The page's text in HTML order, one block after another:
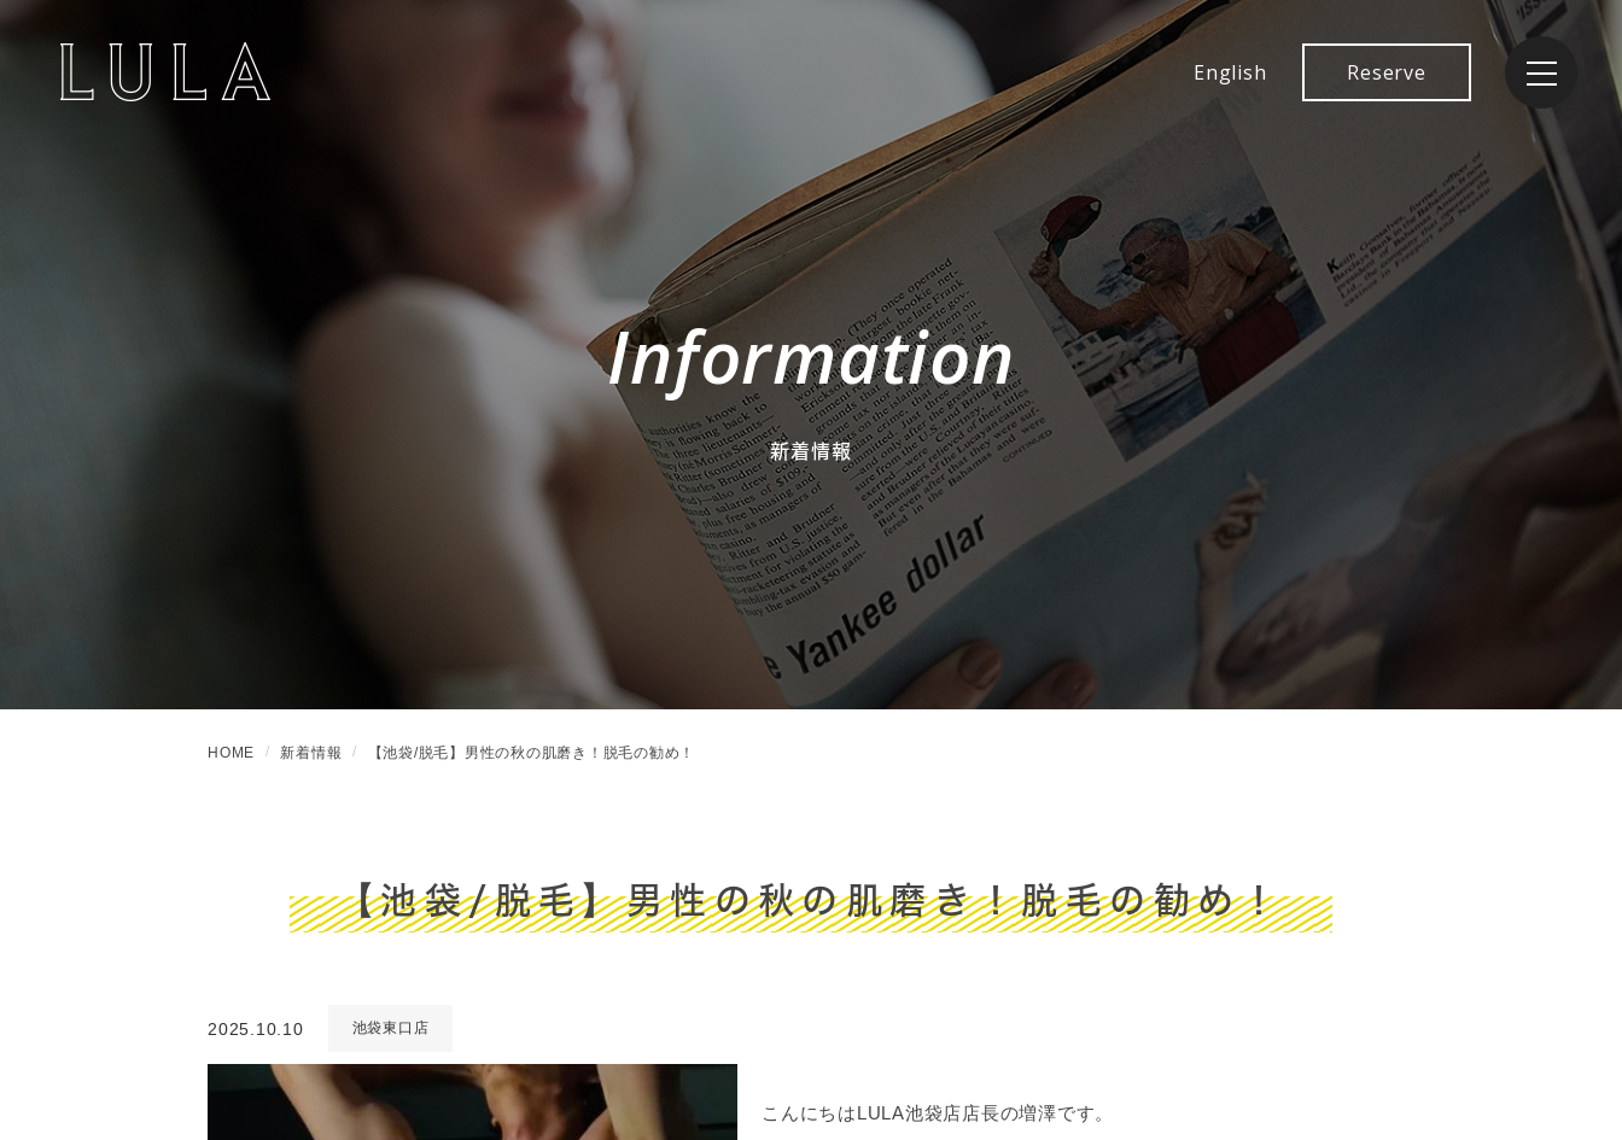
English Reserve
Information
新着情報
HOME 新着情報 【池袋/脱毛】男性の秋の肌磨き！脱毛の勧め！
【池袋/脱毛】男性の秋の肌磨き！脱毛の勧め！
2025.10.10 池袋東口店
こんにちはLULA池袋店店長の増澤です。